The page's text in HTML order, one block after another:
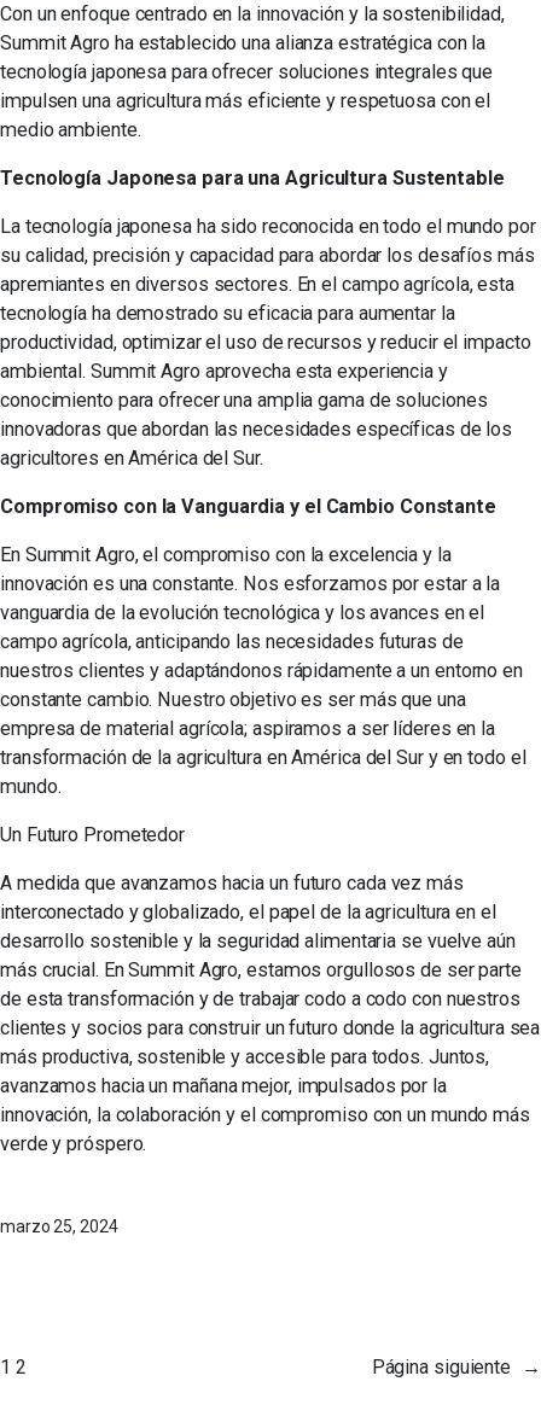
Con un enfoque centrado en la innovación y la sostenibilidad,
Summit Agro ha establecido una alianza estratégica con la
tecnología japonesa para ofrecer soluciones integrales que
impulsen una agricultura más eficiente y respetuosa con el
medio ambiente.
Tecnología Japonesa para una Agricultura Sustentable
La tecnología japonesa ha sido reconocida en todo el mundo por
su calidad, precisión y capacidad para abordar los desafíos más
apremiantes en diversos sectores. En el campo agrícola, esta
tecnología ha demostrado su eficacia para aumentar la
productividad, optimizar el uso de recursos y reducir el impacto
ambiental. Summit Agro aprovecha esta experiencia y
conocimiento para ofrecer una amplia gama de soluciones
innovadoras que abordan las necesidades específicas de los
agricultores en América del Sur.
Compromiso con la Vanguardia y el Cambio Constante
En Summit Agro, el compromiso con la excelencia y la
innovación es una constante. Nos esforzamos por estar a la
vanguardia de la evolución tecnológica y los avances en el
campo agrícola, anticipando las necesidades futuras de
nuestros clientes y adaptándonos rápidamente a un entorno en
constante cambio. Nuestro objetivo es ser más que una
empresa de material agrícola; aspiramos a ser líderes en la
transformación de la agricultura en América del Sur y en todo el
mundo.
Un Futuro Prometedor
A medida que avanzamos hacia un futuro cada vez más
interconectado y globalizado, el papel de la agricultura en el
desarrollo sostenible y la seguridad alimentaria se vuelve aún
más crucial. En Summit Agro, estamos orgullosos de ser parte
de esta transformación y de trabajar codo a codo con nuestros
clientes y socios para construir un futuro donde la agricultura sea
más productiva, sostenible y accesible para todos. Juntos,
avanzamos hacia un mañana mejor, impulsados por la
innovación, la colaboración y el compromiso con un mundo más
verde y próspero.
marzo 25, 2024
1 2 Página siguiente →